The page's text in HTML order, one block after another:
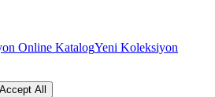
Online KatalogYeni Koleksiyon
Accept All